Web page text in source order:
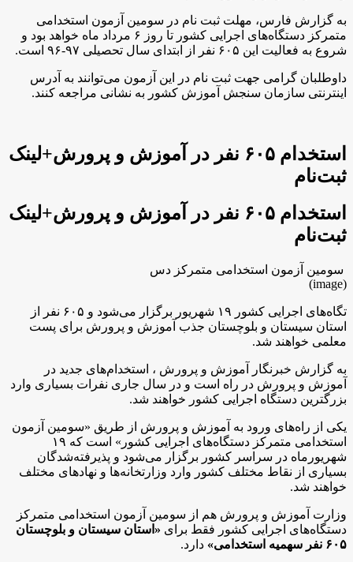
به گزارش فارس، مهلت ثبت نام در سومین آزمون استخدامی
متمرکز دستگاه‌های اجرایی کشور تا روز ۶ مرداد ماه خواهد بود و
شروع به فعالیت این ۶۰۵ نفر از ابتدای سال تحصیلی ۹۷-۹۶ است.
داوطلبان گرامی‌ جهت ثبت نام در این آزمون می‌توانند به آدرس
اینترنتی سازمان سنجش آموزش کشور به نشانی مراجعه کنند.
استخدام ۶۰۵ نفر در آموزش و پرورش+لینک
ثبت‌نام
استخدام ۶۰۵ نفر در آموزش و پرورش+لینک
ثبت‌نام
سومین آزمون استخدامی متمرکز دس
(image)
تگاه‌های اجرایی کشور ۱۹ شهریور برگزار می‌شود و ۶۰۵ نفر از
استان سیستان و بلوچستان جذب آموزش و پرورش برای پست
معلمی خواهند شد.
به گزارش خبرنگار آموزش و پرورش ، استخدام‌های جدید در
آموزش و پرورش در راه است و در سال جاری نفرات بسیاری وارد
بزرگترین دستگاه اجرایی کشور خواهند شد.
یکی از راه‌های ورود به آموزش و پرورش از طریق «سومین آزمون
استخدامی متمرکز دستگاه‌های اجرایی کشور» است که ۱۹
شهریورماه در سراسر کشور برگزار می‌شود و پذیرفته‌شدگان
بسیاری از نقاط مختلف کشور وارد وزارتخانه‌ها و نهادهای مختلف
خواهند شد.
وزارت آموزش و پرورش هم از سومین آزمون استخدامی متمرکز
دستگاه‌های اجرایی کشور فقط برای «استان سیستان و بلوچستان
۶۰۵ نفر سهمیه استخدامی»
دارد.